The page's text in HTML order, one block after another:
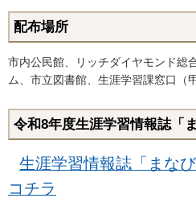
配布場所
市内公民館、リッチダイヤモンド総
ム、市立図書館、生涯学習課窓口（
令和8年度生涯学習情報誌「
生涯学習情報誌「まな
コチラ